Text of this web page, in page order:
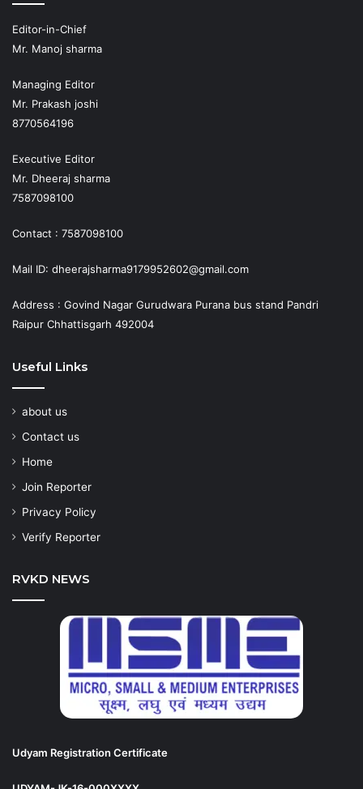
Editor-in-Chief
Mr. Manoj sharma
Managing Editor
Mr. Prakash joshi
8770564196
Executive Editor
Mr. Dheeraj sharma
7587098100
Contact : 7587098100
Mail ID: dheerajsharma9179952602@gmail.com
Address : Govind Nagar Gurudwara Purana bus stand Pandri
Raipur Chhattisgarh 492004
Useful Links
about us
Contact us
Home
Join Reporter
Privacy Policy
Verify Reporter
RVKD NEWS
Udyam Registration Certificate